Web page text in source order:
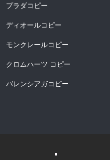
プラダコピー
ディオールコピー
モンクレールコピー
クロムハーツ コピー
バレンシアガコピー